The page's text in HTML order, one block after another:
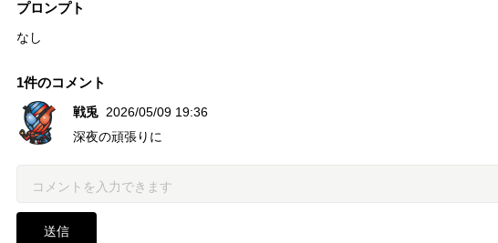
AIで広告風に作ってみました🤭🌙
深夜に見ると危険です🍛💕✨
プロンプト
なし
1件のコメント
戦兎 2026/05/09 19:36
深夜の頑張りに
送信